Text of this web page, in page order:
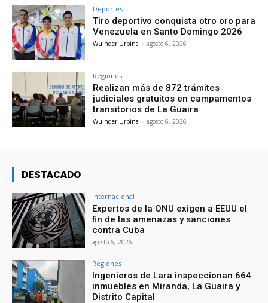
Deportes
Tiro deportivo conquista otro oro para
Venezuela en Santo Domingo 2026
Wuinder Urbina - agosto 6, 2026
Regiones
Realizan más de 872 trámites
judiciales gratuitos en campamentos
transitorios de La Guaira
Wuinder Urbina - agosto 6, 2026
DESTACADO
Internacional
Expertos de la ONU exigen a EEUU el
fin de las amenazas y sanciones
contra Cuba
agosto 6, 2026
Regiones
Ingenieros de Lara inspeccionan 664
inmuebles en Miranda, La Guaira y
Distrito Capital